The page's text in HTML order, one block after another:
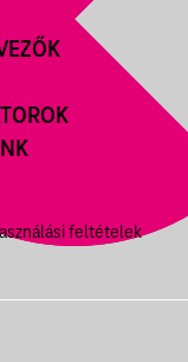
feltételek